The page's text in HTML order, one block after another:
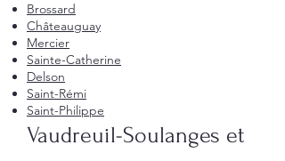
Brossard
Châteauguay
Mercier
Sainte-Catherine
Delson
Saint-Rémi
Saint-Philippe
Vaudreuil-Soulanges et